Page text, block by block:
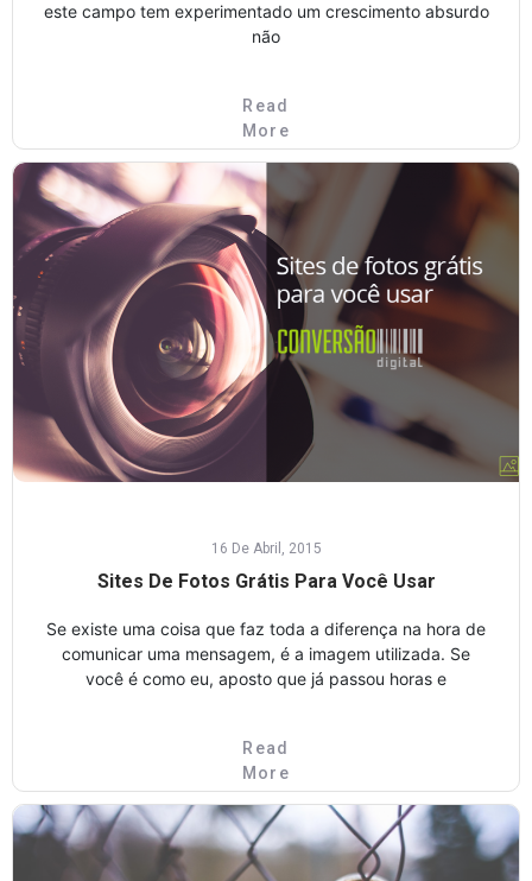
este campo tem experimentado um crescimento absurdo
não
Read
More
16 De Abril, 2015
Sites De Fotos Grátis Para Você Usar
Se existe uma coisa que faz toda a diferença na hora de
comunicar uma mensagem, é a imagem utilizada. Se
você é como eu, aposto que já passou horas e
Read
More